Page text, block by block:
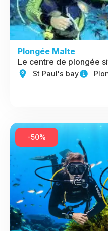
Plongée Malte
Le centre de plongée
St Paul's bay
-50%